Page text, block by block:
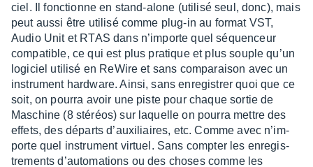
ciel. Il fonc­tionne en stand-alone (utilisé seul, donc), mais
peut aussi être utilisé comme plug-in au format VST,
Audio Unit et RTAS dans n’im­porte quel séquen­ceur
compa­tible, ce qui est plus pratique et plus souple qu’un
logi­ciel utilisé en ReWire et sans compa­rai­son avec un
instru­ment hard­ware. Ainsi, sans enre­gis­trer quoi que ce
soit, on pourra avoir une piste pour chaque sortie de
Maschine (8 stéréos) sur laquelle on pourra mettre des
effets, des départs d’auxi­liaires, etc. Comme avec n’im­
porte quel instru­ment virtuel. Sans comp­ter les enre­gis­
tre­ments d’au­to­ma­tions ou des choses comme les